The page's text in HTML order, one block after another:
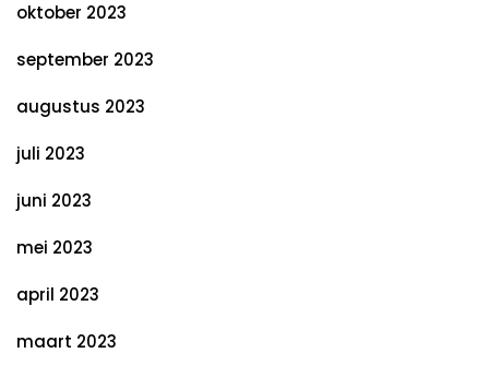
oktober 2023
september 2023
augustus 2023
juli 2023
juni 2023
mei 2023
april 2023
maart 2023